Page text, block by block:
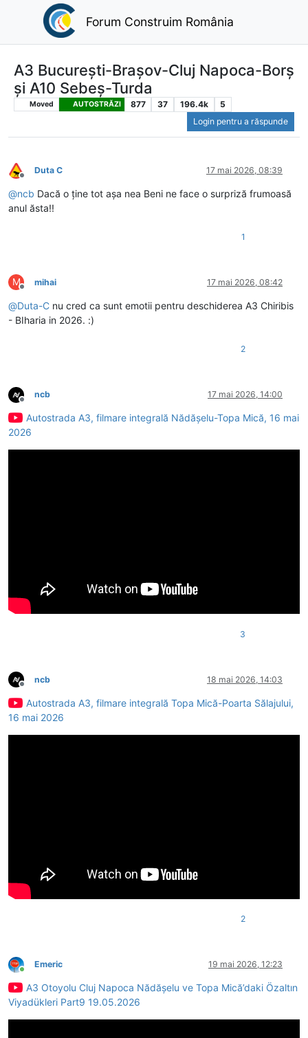
Forum Construim România
A3 București-Brașov-Cluj Napoca-Borș
și A10 Sebeș-Turda
Moved AUTOSTRĂZI 877 37 196.4k
5
Login pentru a răspunde
Deconectat
Duta C 17 mai 2026, 08:39
@ncb Dacă o ține tot așa nea Beni ne face o surpriză frumoasă
anul ăsta!!
1
M
Deconectat
mihai 17 mai 2026, 08:42
@Duta-C nu cred ca sunt emotii pentru deschiderea A3 Chiribis
- BIharia in 2026. :)
2
Deconectat
ncb 17 mai 2026, 14:00
Autostrada A3, filmare integrală Nădășelu-Topa Mică, 16 mai
2026
3
Deconectat
ncb 18 mai 2026, 14:03
Autostrada A3, filmare integrală Topa Mică-Poarta Sălajului,
16 mai 2026
2
Conectat
Emeric 19 mai 2026, 12:23
A3 Otoyolu Cluj Napoca Nădășelu ve Topa Mică’daki Özaltın
Viyadükleri Part9 19.05.2026